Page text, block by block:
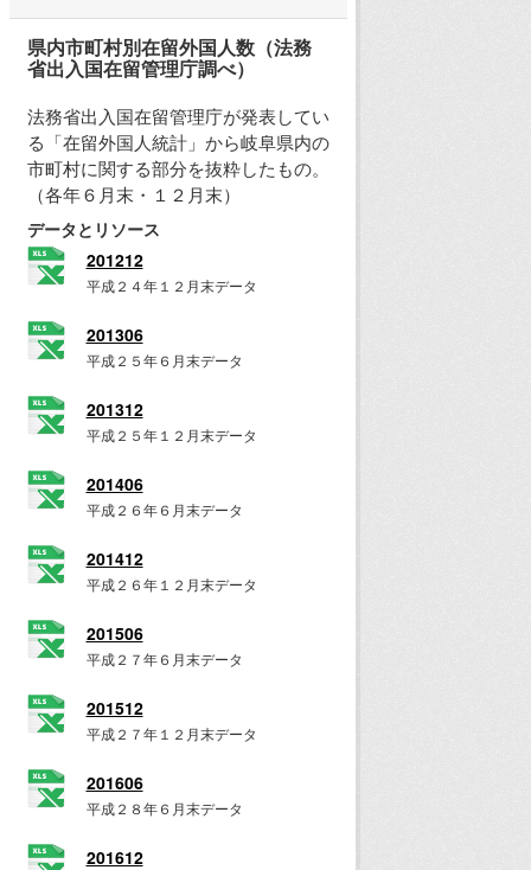
県内市町村別在留外国人数（法務
省出入国在留管理庁調べ）
法務省出入国在留管理庁が発表してい
る「在留外国人統計」から岐阜県内の
市町村に関する部分を抜粋したもの。
（各年６月末・１２月末）
データとリソース
201212
平成２４年１２月末データ
201306
平成２５年６月末データ
201312
平成２５年１２月末データ
201406
平成２６年６月末データ
201412
平成２６年１２月末データ
201506
平成２７年６月末データ
201512
平成２７年１２月末データ
201606
平成２８年６月末データ
201612